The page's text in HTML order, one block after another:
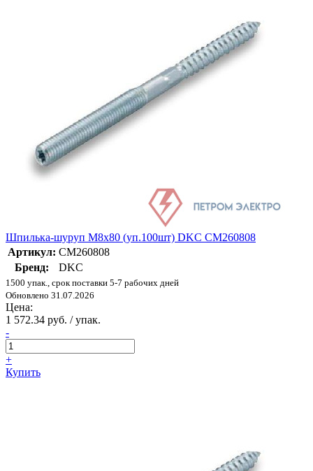
Шпилька-шуруп M8х80 (уп.100шт) DKC CM260808
Артикул: CM260808
Бренд:
DKC
1500 упак., срок поставки 5-7 рабочих дней
Обновлено 31.07.2026
Цена:
1 572.34 руб. / упак.
-
+
Купить